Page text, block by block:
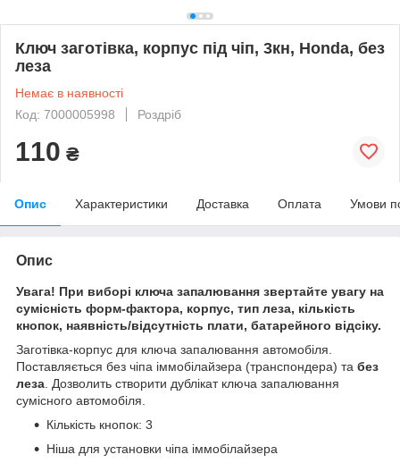
Ключ заготівка, корпус під чіп, 3кн, Honda, без
леза
Немає в наявності
Код: 7000005998
Роздріб
110 ₴
Опис Характеристики Доставка Оплата Умови
Опис
Увага! При виборі ключа запалювання звертайте увагу на
сумісність форм-фактора, корпус, тип леза, кількість
кнопок, наявність/відсутність плати, батарейного відсіку.
Заготівка-корпус для ключа запалювання автомобіля.
Поставляється без чіпа іммобілайзера (транспондера) та без
леза . Дозволить створити дублікат ключа запалювання
сумісного автомобіля.
Кількість кнопок: 3
Ніша для установки чіпа іммобілайзера